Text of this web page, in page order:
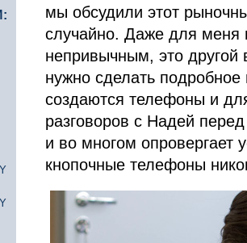
мы обсудили этот
случайно. Даже для меня
непривычным, это
нужно сделать
создаются телефоны и
разговоров с Надей
и во многом опровергает
кнопочные телефоны